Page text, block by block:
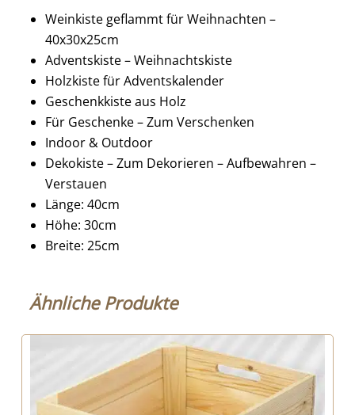
Weinkiste geflammt für Weihnachten –
40x30x25cm
Adventskiste – Weihnachtskiste
Holzkiste für Adventskalender
Geschenkkiste aus Holz
Für Geschenke – Zum Verschenken
Indoor & Outdoor
Dekokiste – Zum Dekorieren – Aufbewahren –
Verstauen
Länge: 40cm
Höhe: 30cm
Breite: 25cm
Ähnliche Produkte